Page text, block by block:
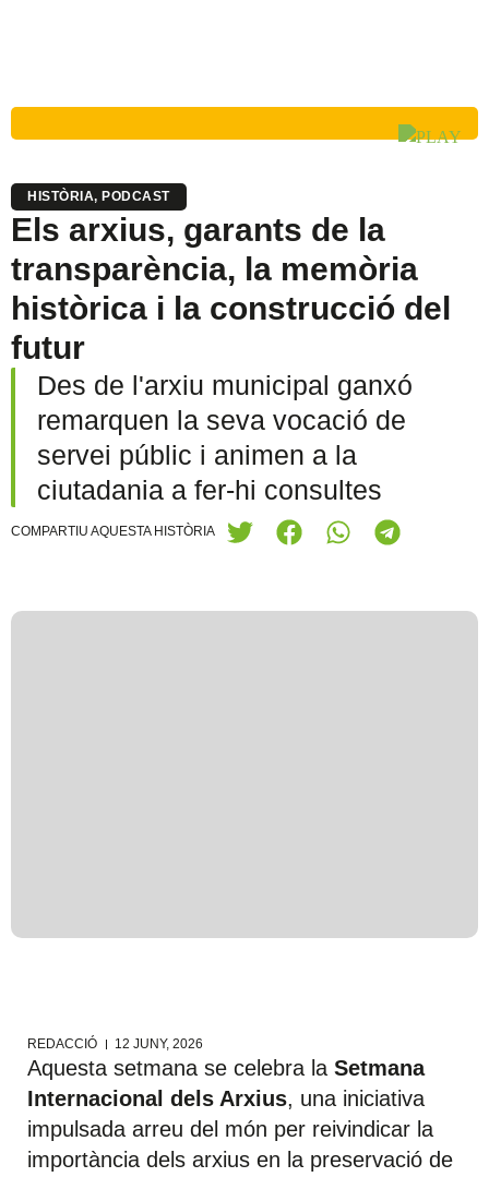
HISTÒRIA, PODCAST
Els arxius, garants de la
transparència, la memòria
històrica i la construcció del
futur
Des de l'arxiu municipal ganxó
remarquen la seva vocació de
servei públic i animen a la
ciutadania a fer-hi consultes
COMPARTIU AQUESTA HISTÒRIA
REDACCIÓ 12 JUNY, 2026
Aquesta setmana se celebra la Setmana
Internacional dels Arxius, una iniciativa
impulsada arreu del món per reivindicar la
importància dels arxius en la preservació de